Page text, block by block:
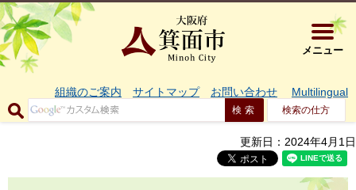
大阪府箕
メニュー
組織のご案内 サイトマップ お問い合わせ Multilingual
検索の仕方
更新日：2024年4月1日